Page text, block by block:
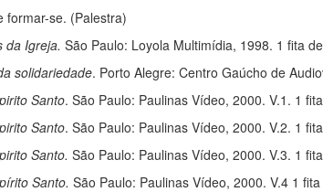
formar-se. (Palestra)
da Igreja. São Paulo: Loyola Multimídia, 1998. 1 fita
solidariedade. Porto Alegre: Centro Gaúcho de
Santo. São Paulo: Paulinas Vídeo, 2000. V.1. 1
Santo. São Paulo: Paulinas Vídeo, 2000. V.2. 1
Santo. São Paulo: Paulinas Vídeo, 2000. V.3. 1
Santo. São Paulo: Paulinas Vídeo, 2000. V.4 1